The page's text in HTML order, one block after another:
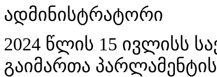
ადმინისტრატორი
2024 წლის 15 ივლისს
გაიმართა